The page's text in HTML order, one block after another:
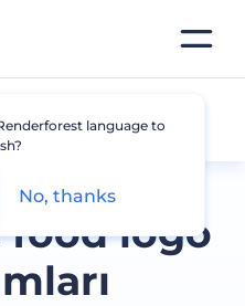
food logo
language to
No, thanks